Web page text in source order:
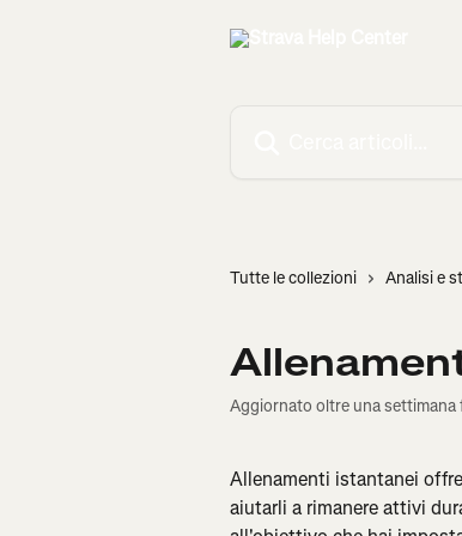
Tutte le collezioni Analisi e
Aggiornato oltre una settimana
Allenamenti istantanei
aiutarli a rimanere attivi